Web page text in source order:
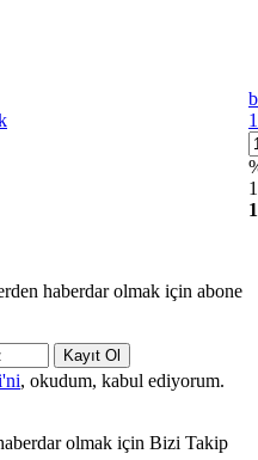
haberdar olmak için abone
Kayıt Ol
, okudum, kabul ediyorum.
olmak için Bizi Takip